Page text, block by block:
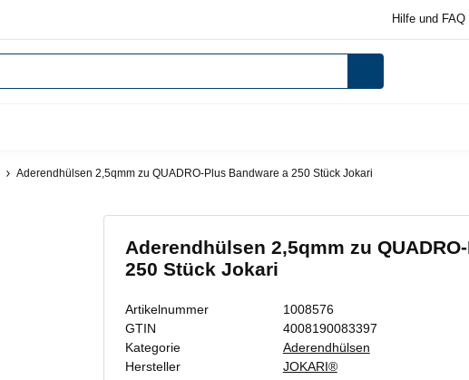
Hilfe und FAQ
Aderendhülsen 2,5qmm zu QUADRO-Plus Bandware a 250 Stück Jokari
Aderendhülsen 2,5qmm zu
250 Stück Jokari
Artikelnummer
1008576
GTIN
4008190083397
Kategorie
Aderendhülsen
Hersteller
JOKARI®